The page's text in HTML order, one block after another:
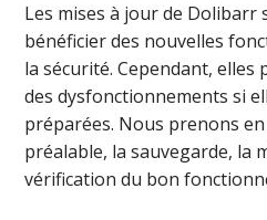
Les mises à jour de
bénéficier des nouvelles
la sécurité. Cependant,
des dysfonctionnements si
préparées. Nous prenons en
préalable, la sauvegarde, la
vérification du bon